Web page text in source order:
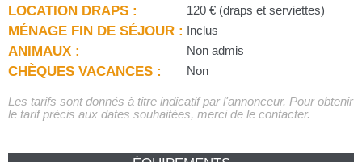
LOCATION DRAPS : 120 € (draps et serviettes)
MÉNAGE FIN DE SÉJOUR : Inclus
ANIMAUX : Non admis
CHÈQUES VACANCES : Non
Les tarifs sont donnés à titre indicatif par l'annonceur. Pour obtenir
le tarif précis aux dates souhaitées, merci de le contacter.